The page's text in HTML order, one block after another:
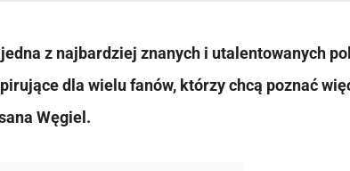
z najbardziej znanych i utalentowanych
dla wielu fanów, którzy chcą poznać
Węgiel.